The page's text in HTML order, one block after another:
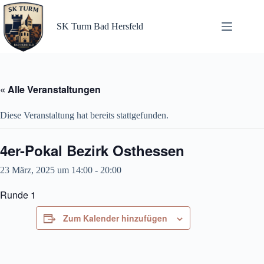
Zum
Inhalt
springen
SK Turm Bad Hersfeld
« Alle Veranstaltungen
Diese Veranstaltung hat bereits stattgefunden.
4er-Pokal Bezirk Osthessen
23 März, 2025 um 14:00 - 20:00
Runde 1
Zum Kalender hinzufügen